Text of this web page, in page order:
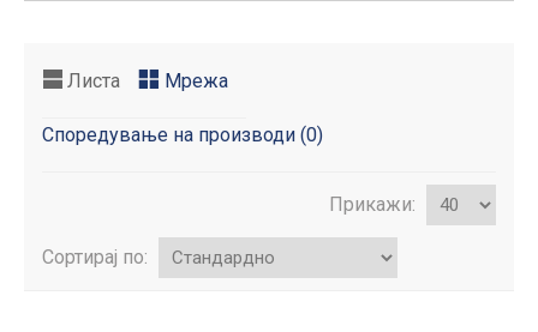
Листа Мрежа
Споредување на производи (0)
Прикажи:
Сортирај по: